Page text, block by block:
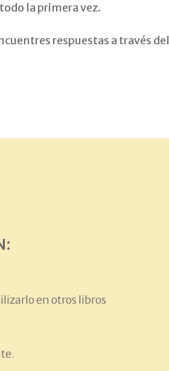
la primera vez.
respuestas a través del
en otros libros